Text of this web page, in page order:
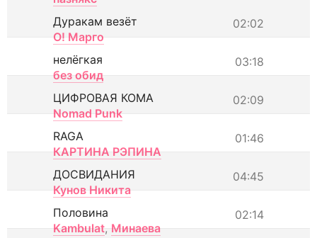
02:02
Дуракам везёт
О! Марго
03:18
нелёгкая
без обид
02:09
ЦИФРОВАЯ КОМА
Nomad Punk
01:46
RAGA
КАРТИНА РЭПИНА
04:45
ДОСВИДАНИЯ
Кунов Никита
02:14
Половина
Kambulat, Минаева